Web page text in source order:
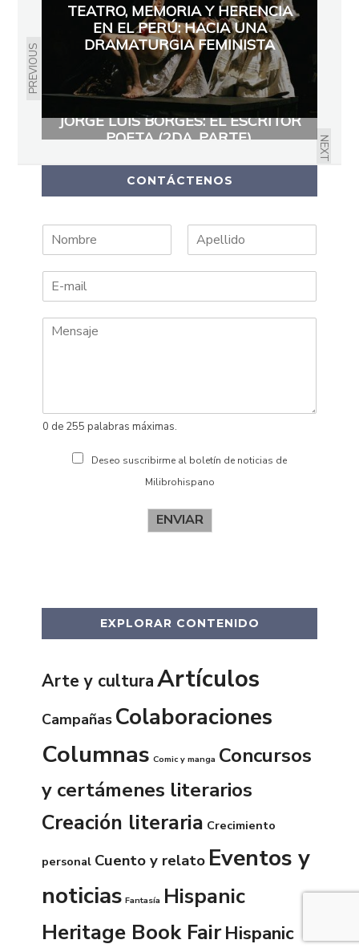
PREVIOUS
TEATRO, MEMORIA Y HERENCIA
EN EL PERÚ: HACIA UNA
DRAMATURGIA FEMINISTA
NEXT
JORGE LUIS BORGES: EL ESCRITOR
POETA (2DA. PARTE).
CONTÁCTENOS
o
b
p
l
0 de 255 palabras máximas.
Deseo suscribirme al boletín de noticias de
Milibrohispano
ENVIAR
EXPLORAR CONTENIDO
Arte y culturaArtículos
Campañas Colaboraciones
Columnas Comic y manga Concursos
y certámenes literarios
Creación literaria Crecimiento
personal Cuento y relato Eventos y
noticias Fantasía Hispanic
Heritage Book FairHispanic